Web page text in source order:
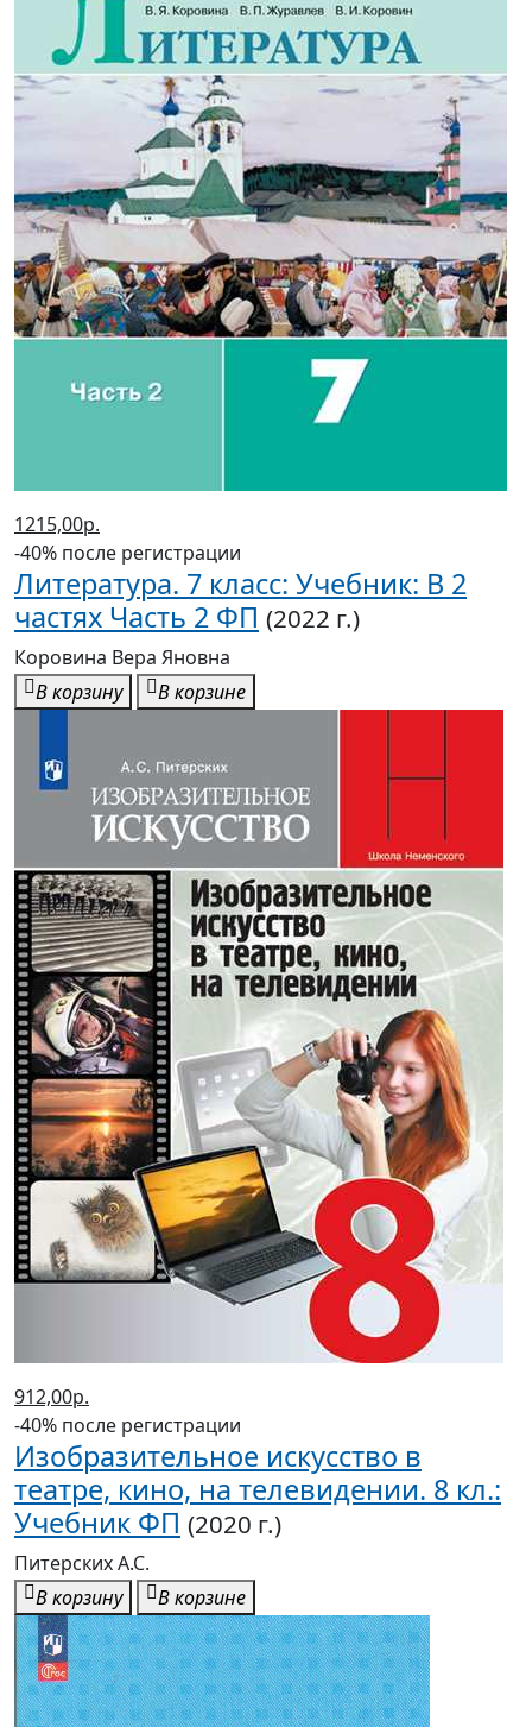
1215,00р.
-40% после регистрации
Литература. 7 класс: Учебник: В 2
частях Часть 2 ФП (2022 г.)
Коровина Вера Яновна
В корзину
В корзине
912,00р.
-40% после регистрации
Изобразительное искусство в
театре, кино, на телевидении. 8 кл.:
Учебник ФП (2020 г.)
Питерских А.С.
В корзину
В корзине